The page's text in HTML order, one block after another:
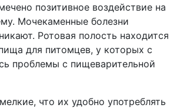
позитивное воздействие на
Мочекаменные болезни
Ротовая полость находится
для питомцев, у которых с
проблемы с пищеварительной
что их удобно употреблять